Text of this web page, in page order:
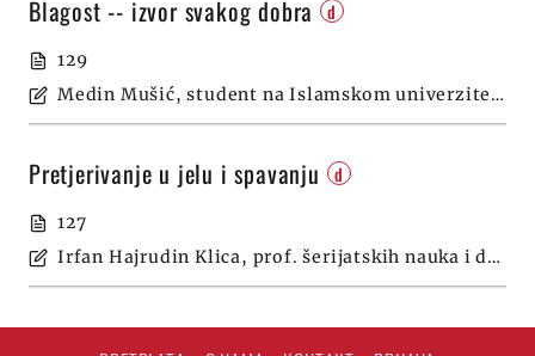
Blagost -- izvor svakog dobra d
129
Medin Mušić, student na Islamskom univerzitetu u Medini
Pretjerivanje u jelu i spavanju d
127
Irfan Hajrudin Klica, prof. šerijatskih nauka i dipl. psiholog